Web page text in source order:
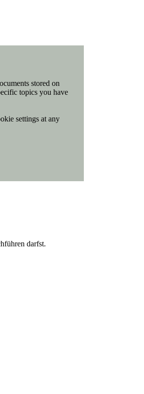
stored on
topics you have
settings at any
darfst.